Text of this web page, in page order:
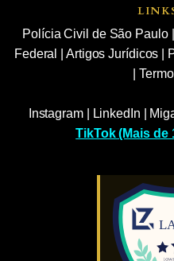
Polícia Civil de São Paulo
Federal
Artigos Jurídicos
|
Instagram| LinkedIn
TikTok (Mais de